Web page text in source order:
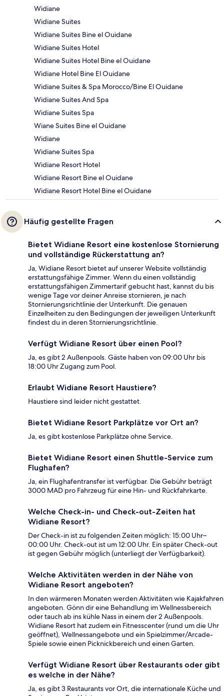
Widiane
Widiane Suites
Widiane Suites Bine el Ouidane
Widiane Suites Hotel
Widiane Suites Hotel Bine el Ouidane
Widiane Hotel Bine El Ouidane
Widiane Suites & Spa Morocco/Bine El Ouidane
Widiane Suites And Spa
Widiane Suites Spa
Wiane Suites Bine el Ouidane
Widiane
Widiane Suites Spa
Widiane Resort Hotel
Widiane Resort Bine el Ouidane
Widiane Resort Hotel Bine el Ouidane
Häufig gestellte Fragen
Bietet Widiane Resort eine kostenlose Stornierung
und vollständige Rückerstattung an?
Ja, Widiane Resort bietet auf unserer Website vollständig
erstattungsfähige Zimmer. Wenn du einen vollständig
erstattungsfähigen Zimmertarif gebucht hast, kannst du bis
wenige Tage vor deiner Anreise stornieren, je nach
Stornierungsrichtlinie der Unterkunft. Die genauen
Einzelheiten zu den Bedingungen der jeweiligen Unterkunft
findest du in deren Stornierungsrichtlinie.
Verfügt Widiane Resort über einen Pool?
Ja, es gibt 2 Außenpools. Gäste haben von 09:00 Uhr bis
18:00 Uhr Zugang zum Pool.
Erlaubt Widiane Resort Haustiere?
Haustiere sind leider nicht gestattet.
Bietet Widiane Resort Parkplätze vor Ort an?
Ja, es gibt kostenlose Parkplätze ohne Service.
Bietet Widiane Resort einen Shuttle-Service zum
Flughafen?
Ja, ein Flughafentransfer ist verfügbar. Die Gebühr beträgt
3000 MAD pro Fahrzeug für eine Hin- und Rückfahrkarte.
Welche Check-in- und Check-out-Zeiten hat
Widiane Resort?
Der Check-in ist zu folgenden Zeiten möglich: 15:00 Uhr–
00:00 Uhr. Check-out ist um 12:00 Uhr. Ein später Check-out
ist gegen Gebühr möglich (unterliegt der Verfügbarkeit).
Welche Aktivitäten werden in der Nähe von
Widiane Resort angeboten?
In den wärmeren Monaten werden Aktivitäten wie Kajakfahren
angeboten. Gönn dir eine Behandlung im Wellnessbereich
oder tauch ab ins kühle Nass in einem der 2 Außenpools.
Widiane Resort hat zudem ein Fitnesscenter (rund um die Uhr
geöffnet), Wellnessangebote und ein Spielzimmer/Arcade-
Spiele sowie einen Picknickbereich und einen Garten.
Verfügt Widiane Resort über Restaurants oder gibt
es welche in der Nähe?
Ja, es gibt 3 Restaurants vor Ort, die internationale Küche und